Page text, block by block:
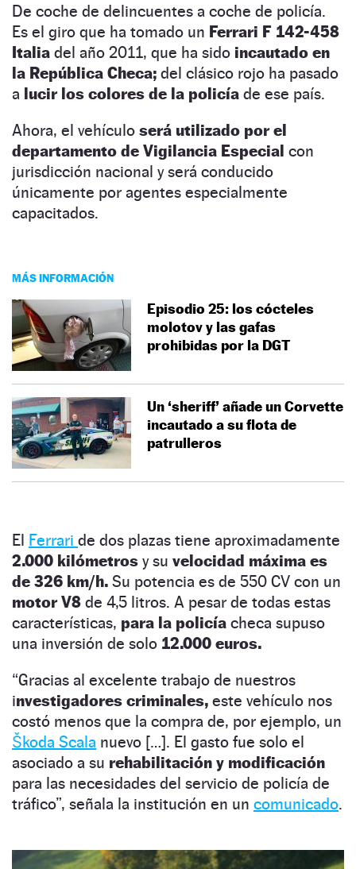
De coche de delincuentes a coche de policía.
Es el giro que ha tomado un Ferrari F 142-458
Italia del año 2011, que ha sido incautado en
la República Checa; del clásico rojo ha pasado
a lucir los colores de la policía de ese país.
Ahora, el vehículo será utilizado por el
departamento de Vigilancia Especial con
jurisdicción nacional y será conducido
únicamente por agentes especialmente
capacitados.
MÁS INFORMACIÓN
Episodio 25: los cócteles
molotov y las gafas
prohibidas por la DGT
Un ‘sheriff’ añade un Corvette
incautado a su flota de
patrulleros
El Ferrari de dos plazas tiene aproximadamente
2.000 kilómetros y su velocidad máxima es
de 326 km/h. Su potencia es de 550 CV con un
motor V8 de 4,5 litros. A pesar de todas estas
características, para la policía checa supuso
una inversión de solo 12.000 euros.
“Gracias al excelente trabajo de nuestros
investigadores criminales, este vehículo nos
costó menos que la compra de, por ejemplo, un
Škoda Scala nuevo […]. El gasto fue solo el
asociado a su rehabilitación y modificación
para las necesidades del servicio de policía de
tráfico”, señala la institución en un comunicado.